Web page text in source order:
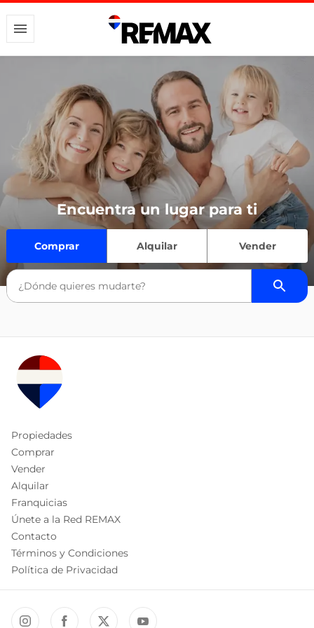
Encuentra un lugar para ti
Comprar Alquilar Vender
Propiedades
Comprar
Vender
Alquilar
Franquicias
Únete a la Red REMAX
Contacto
Términos y Condiciones
Política de Privacidad